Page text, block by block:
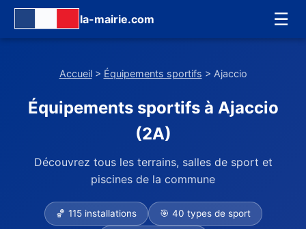
la-mairie.com ☰
Accueil> Équipements sportifs > Ajaccio
Équipements sportifs à Ajaccio
(2A)
Découvrez tous les terrains, salles de sport et
piscines de la commune
🏀 115 installations 🎯 40 types de sport